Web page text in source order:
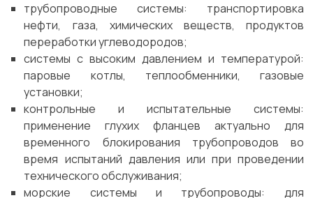
трубопроводные системы: транспортировка
нефти, газа, химических веществ, продуктов
переработки углеводородов;
системы с высоким давлением и температурой:
паровые котлы, теплообменники, газовые
установки;
контрольные и испытательные системы:
применение глухих фланцев актуально для
временного блокирования трубопроводов во
время испытаний давления или при проведении
технического обслуживания;
морские системы и трубопроводы: для